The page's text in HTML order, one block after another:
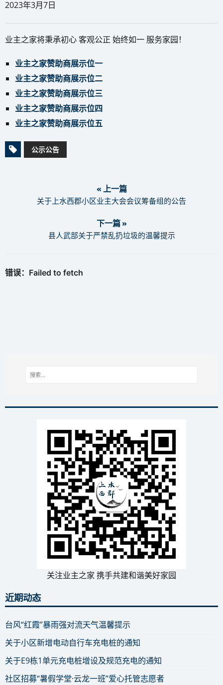
2023年3月7日
业主之家将秉承初心 客观公正 始终如一 服务家园！
业主之家赞助商展示位一
业主之家赞助商展示位二
业主之家赞助商展示位三
业主之家赞助商展示位四
业主之家赞助商展示位五
公示公告
« 上一篇
关于上水西郡小区业主大会会议筹备组的公告
下一篇 »
县人武部关于严禁乱扔垃圾的温馨提示
关注业主之家 携手共建和谐美好家园
近期动态
台风“红霞”暴雨强对流天气温馨提示
关于小区新增电动自行车充电桩的通知
关于E9栋1单元充电桩增设及规范充电的通知
社区招募“暑假学堂·云龙一班”爱心托管志愿者